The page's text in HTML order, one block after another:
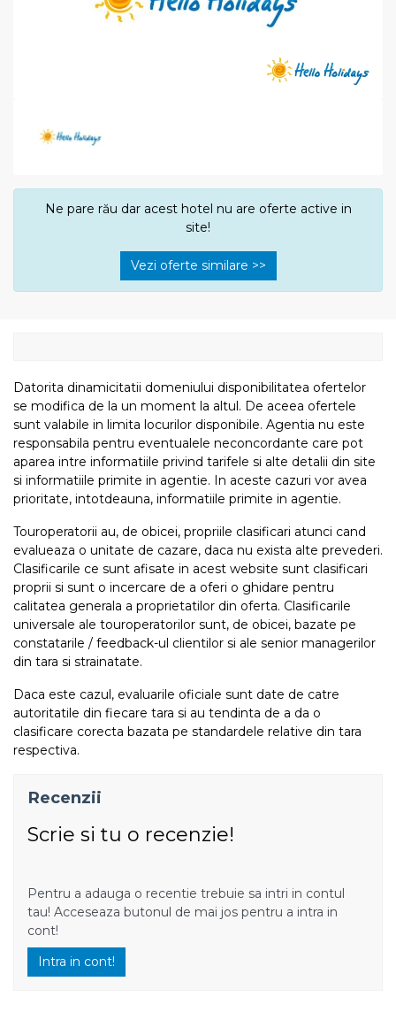
Ne pare rău dar acest hotel nu are oferte active in
site!
Vezi oferte similare >>
Datorita dinamicitatii domeniului disponibilitatea ofertelor
se modifica de la un moment la altul. De aceea ofertele
sunt valabile in limita locurilor disponibile. Agentia nu este
responsabila pentru eventualele neconcordante care pot
aparea intre informatiile privind tarifele si alte detalii din site
si informatiile primite in agentie. In aceste cazuri vor avea
prioritate, intotdeauna, informatiile primite in agentie.
Touroperatorii au, de obicei, propriile clasificari atunci cand
evalueaza o unitate de cazare, daca nu exista alte prevederi.
Clasificarile ce sunt afisate in acest website sunt clasificari
proprii si sunt o incercare de a oferi o ghidare pentru
calitatea generala a proprietatilor din oferta. Clasificarile
universale ale touroperatorilor sunt, de obicei, bazate pe
constatarile / feedback-ul clientilor si ale senior managerilor
din tara si strainatate.
Daca este cazul, evaluarile oficiale sunt date de catre
autoritatile din fiecare tara si au tendinta de a da o
clasificare corecta bazata pe standardele relative din tara
respectiva.
Recenzii
Scrie si tu o recenzie!
Pentru a adauga o recentie trebuie sa intri in contul
tau! Acceseaza butonul de mai jos pentru a intra in
cont!
Intra in cont!